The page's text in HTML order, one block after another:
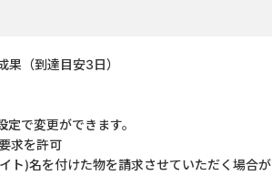
（到達目安3日）
で変更ができます。
求を許可
ト)名を付けた物を請求させていただく場合が